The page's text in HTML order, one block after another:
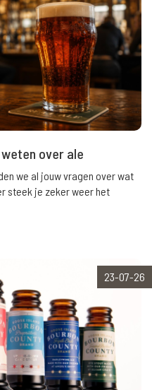
over ale
we al jouw vragen over wat
steek je zeker weer het
23-07-26